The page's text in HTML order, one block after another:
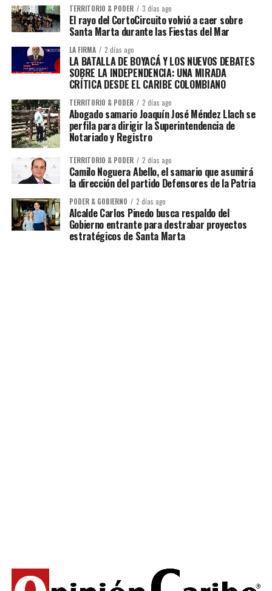
TERRITORIO & PODER 3 días ago
El rayo del CortoCircuito volvió a caer sobre
Santa Marta durante las Fiestas del Mar
LA FIRMA 2 días ago
LA BATALLA DE BOYACÁ Y LOS NUEVOS DEBATES
SOBRE LA INDEPENDENCIA: UNA MIRADA
CRÍTICA DESDE EL CARIBE COLOMBIANO
TERRITORIO & PODER 2 días ago
Abogado samario Joaquín José Méndez Llach se
perfila para dirigir la Superintendencia de
Notariado y Registro
TERRITORIO & PODER 2 días ago
Camilo Noguera Abello, el samario que asumirá
la dirección del partido Defensores de la Patria
PODER & GOBIERNO 2 días ago
Alcalde Carlos Pinedo busca respaldo del
Gobierno entrante para destrabar proyectos
estratégicos de Santa Marta